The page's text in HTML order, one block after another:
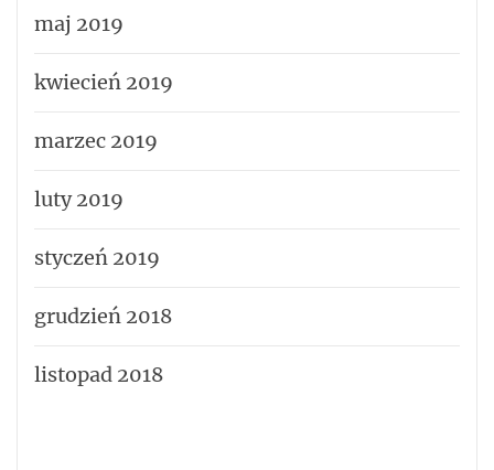
maj 2019
kwiecień 2019
marzec 2019
luty 2019
styczeń 2019
grudzień 2018
listopad 2018